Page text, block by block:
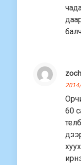
60